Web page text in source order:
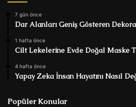
7 gün önce
Dar Alanları Geniş Gösteren
1 hafta önce
Cilt Lekelerine Evde Doğal Maske
4 hafta önce
Yapay Zeka İnsan Hayatını Nasıl
Popüler Konular